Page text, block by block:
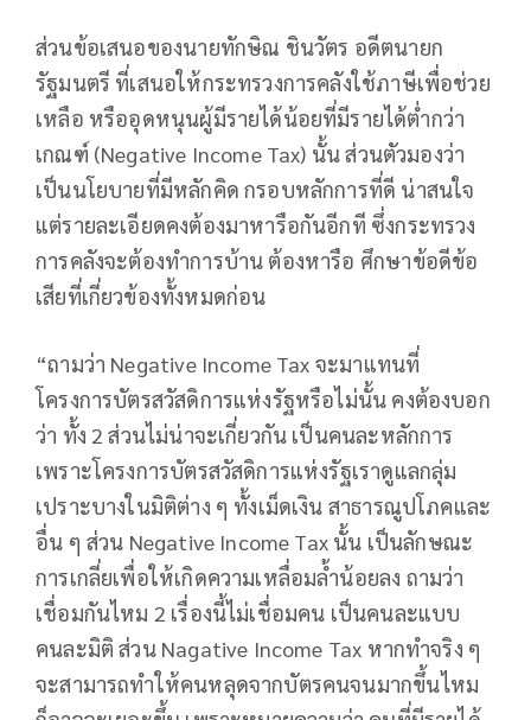
ส่วนข้อเสนอของนายทักษิณ ชินวัตร อดีตนายก
รัฐมนตรี ที่เสนอให้กระทรวงการคลังใช้ภาษีเพื่อช่วย
เหลือ หรืออุดหนุนผู้มีรายได้น้อยที่มีรายได้ต่ำกว่า
เกณฑ์ (Negative Income Tax) นั้น ส่วนตัวมองว่า
เป็นนโยบายที่มีหลักคิด กรอบหลักการที่ดี น่าสนใจ
แต่รายละเอียดคงต้องมาหารือกันอีกที ซึ่งกระทรวง
การคลังจะต้องทำการบ้าน ต้องหารือ ศึกษาข้อดีข้อ
เสียที่เกี่ยวข้องทั้งหมดก่อน
“ถามว่า Negative Income Tax จะมาแทนที่
โครงการบัตรสวัสดิการแห่งรัฐหรือไม่นั้น คงต้องบอก
ว่า ทั้ง 2 ส่วนไม่น่าจะเกี่ยวกัน เป็นคนละหลักการ
เพราะโครงการบัตรสวัสดิการแห่งรัฐเราดูแลกลุ่ม
เปราะบางในมิติต่าง ๆ ทั้งเม็ดเงิน สาธารณูปโภคและ
อื่น ๆ ส่วน Negative Income Tax นั้น เป็นลักษณะ
การเกลี่ยเพื่อให้เกิดความเหลื่อมล้ำน้อยลง ถามว่า
เชื่อมกันไหม 2 เรื่องนี้ไม่เชื่อมคน เป็นคนละแบบ
คนละมิติ ส่วน Nagative Income Tax หากทำจริง ๆ
จะสามารถทำให้คนหลุดจากบัตรคนจนมากขึ้นไหม